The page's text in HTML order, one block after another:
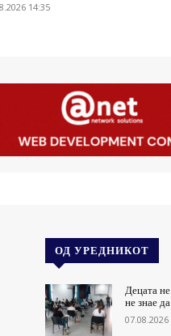
14:35
ОД УРЕДНИКОТ
Децата
не знае
07.08.2026